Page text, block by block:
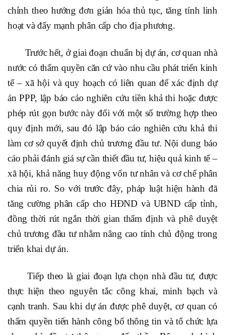
chỉnh theo hướng đơn giản hóa thủ tục, tăng tính linh
hoạt và đẩy mạnh phân cấp cho địa phương.
Trước hết, ở giai đoạn chuẩn bị dự án, cơ quan nhà
nước có thẩm quyền căn cứ vào nhu cầu phát triển kinh
tế – xã hội và quy hoạch có liên quan để xác định dự
án PPP, lập báo cáo nghiên cứu tiền khả thi hoặc được
phép rút gọn bước này đối với một số trường hợp theo
quy định mới, sau đó lập báo cáo nghiên cứu khả thi
làm cơ sở quyết định chủ trương đầu tư. Nội dung báo
cáo phải đánh giá sự cần thiết đầu tư, hiệu quả kinh tế –
xã hội, khả năng huy động vốn tư nhân và cơ chế phân
chia rủi ro. So với trước đây, pháp luật hiện hành đã
tăng cường phân cấp cho HĐND và UBND cấp tỉnh,
đồng thời rút ngắn thời gian thẩm định và phê duyệt
chủ trương đầu tư nhằm nâng cao tính chủ động trong
triển khai dự án.
Tiếp theo là giai đoạn lựa chọn nhà đầu tư, được
thực hiện theo nguyên tắc công khai, minh bạch và
cạnh tranh. Sau khi dự án được phê duyệt, cơ quan có
thẩm quyền tiến hành công bố thông tin và tổ chức lựa